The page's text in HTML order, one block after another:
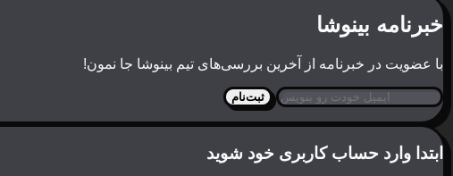
خبرنامه بینوشا
با عضویت در خبرنامه از آخرین بررسی‌های تیم بینوشا جا نمون!
ثبت‌نام
ابتدا وارد حساب کاربری خود شوید